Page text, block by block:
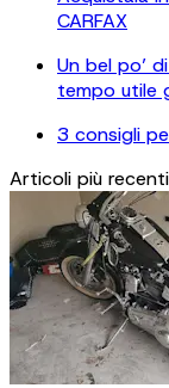
CARFAX
Un bel po’
tempo utile
3 consigli
Articoli più recenti